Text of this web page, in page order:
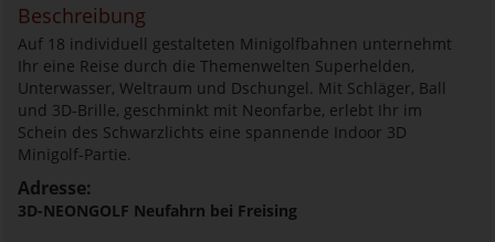
Beschreibung
Auf 18 individuell gestalteten Minigolfbahnen unternehmt
Ihr eine Reise durch die Themenwelten Superhelden,
Unterwasser, Weltraum und Dschungel. Mit Schläger, Ball
und 3D-Brille, geschminkt mit Neonfarbe, erlebt Ihr im
Schein des Schwarzlichts eine spannende Indoor 3D
Minigolf-Partie.
Adresse:
3D-NEONGOLF Neufahrn bei Freising